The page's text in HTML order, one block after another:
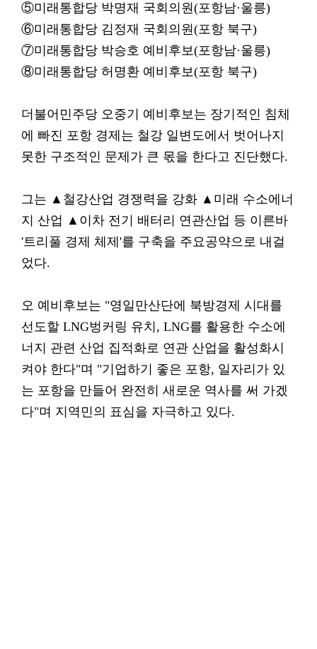
⑤미래통합당 박명재 국회의원(포항남·울릉)
⑥미래통합당 김정재 국회의원(포항 북구)
⑦미래통합당 박승호 예비후보(포항남·울릉)
⑧미래통합당 허명환 예비후보(포항 북구)
더불어민주당 오중기 예비후보는 장기적인 침체
에 빠진 포항 경제는 철강 일변도에서 벗어나지
못한 구조적인 문제가 큰 몫을 한다고 진단했다.
그는 ▲철강산업 경쟁력을 강화 ▲미래 수소에너
지 산업 ▲이차 전기 배터리 연관산업 등 이른바
'트리풀 경제 체제'를 구축을 주요공약으로 내걸
었다.
오 예비후보는 "영일만산단에 북방경제 시대를
선도할 LNG벙커링 유치, LNG를 활용한 수소에
너지 관련 산업 집적화로 연관 산업을 활성화시
켜야 한다"며 "기업하기 좋은 포항, 일자리가 있
는 포항을 만들어 완전히 새로운 역사를 써 가겠
다"며 지역민의 표심을 자극하고 있다.